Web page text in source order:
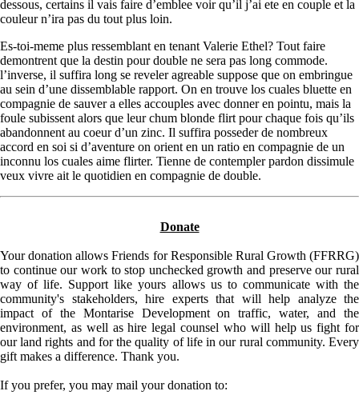
dessous, certains il vais faire d’emblee voir qu’il j’ai ete en couple et la
couleur n’ira pas du tout plus loin.
Es-toi-meme plus ressemblant en tenant Valerie Ethel? Tout faire
demontrent que la destin pour double ne sera pas long commode.
l’inverse, il suffira long se reveler agreable suppose que on embringue
au sein d’une dissemblable rapport. On en trouve los cuales bluette en
compagnie de sauver a elles accouples avec donner en pointu, mais la
foule subissent alors que leur chum blonde flirt pour chaque fois qu’ils
abandonnent au coeur d’un zinc. Il suffira posseder de nombreux
accord en soi si d’aventure on orient en un ratio en compagnie de un
inconnu los cuales aime flirter. Tienne de contempler pardon dissimule
veux vivre ait le quotidien en compagnie de double.
Donate
Your donation allows Friends for Responsible Rural Growth (FFRRG)
to continue our work to stop unchecked growth and preserve our rural
way of life. Support like yours allows us to communicate with the
community's stakeholders, hire experts that will help analyze the
impact of the Montarise Development on traffic, water, and the
environment, as well as hire legal counsel who will help us fight for
our land rights and for the quality of life in our rural community. Every
gift makes a difference. Thank you.
If you prefer, you may mail your donation to: